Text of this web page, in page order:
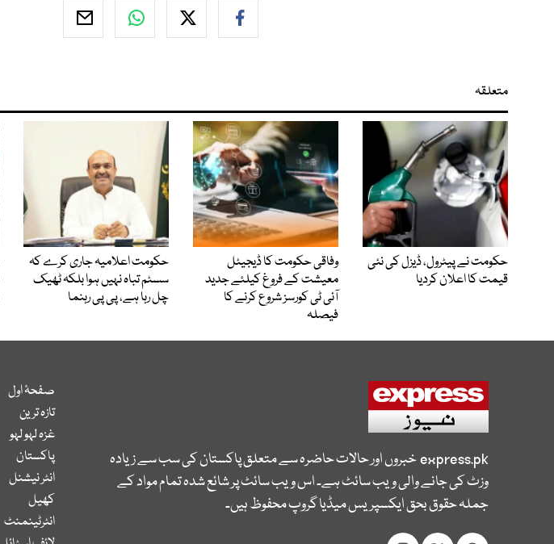
متعلقہ
حکومت نے پیٹرول، ڈیزل کی نئی
قیمت کا اعلان کردیا
وفاقی حکومت کا ڈیجیٹل
معیشت کے فروغ کیلئے جدید
آئی ٹی کورسز شروع کرنے کا
فیصلہ
حکومت اعلامیہ جاری کرے کہ
سسٹم تباہ نہیں ہوا بلکہ ٹھیک
چل رہا ہے، پی پی رہنما
express.pkخبروں اور حالات حاضرہ سے متعلق پاکستان کی سب سے زیادہ
وزٹ کی جانے والی ویب سائٹ ہے۔ اس ویب سائٹ پر شائع شدہ تمام مواد کے
جملہ حقوق بحق ایکسپریس میڈیا گروپ محفوظ ہیں۔
صفحۂ اول
تازہ ترین
غزہ لہو لہو
پاکستان
انٹر نیشنل
کھیل
انٹرٹینمنٹ